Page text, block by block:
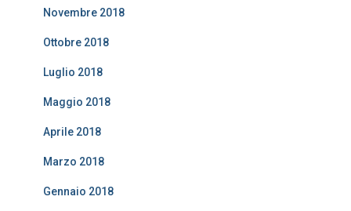
Novembre 2018
Ottobre 2018
Luglio 2018
Maggio 2018
Aprile 2018
Marzo 2018
Gennaio 2018